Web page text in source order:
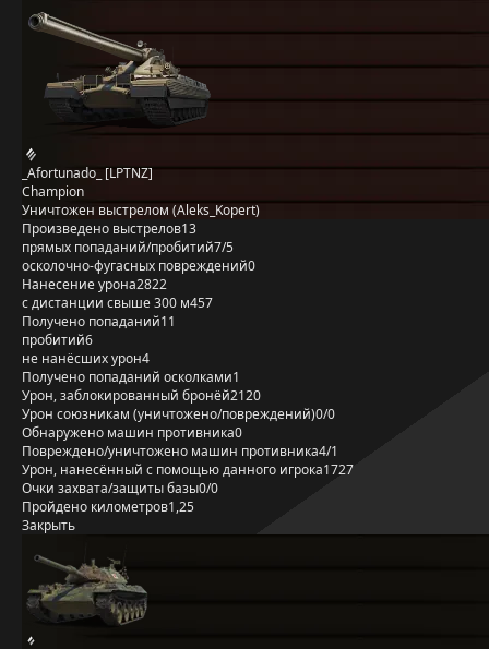
_Afortunado_ [LPTNZ]
Champion
Уничтожен выстрелом (Aleks_Kopert)
Произведено выстрелов13
прямых попаданий/пробитий7/5
осколочно-фугасных повреждений0
Нанесение урона2822
с дистанции свыше 300 м457
Получено попаданий11
пробитий6
не нанёсших урон4
Получено попаданий осколками1
Урон, заблокированный бронёй2120
Урон союзникам (уничтожено/повреждений)0/0
Обнаружено машин противника0
Повреждено/уничтожено машин противника4/1
Урон, нанесённый с помощью данного игрока1727
Очки захвата/защиты базы0/0
Пройдено километров1,25
Закрыть